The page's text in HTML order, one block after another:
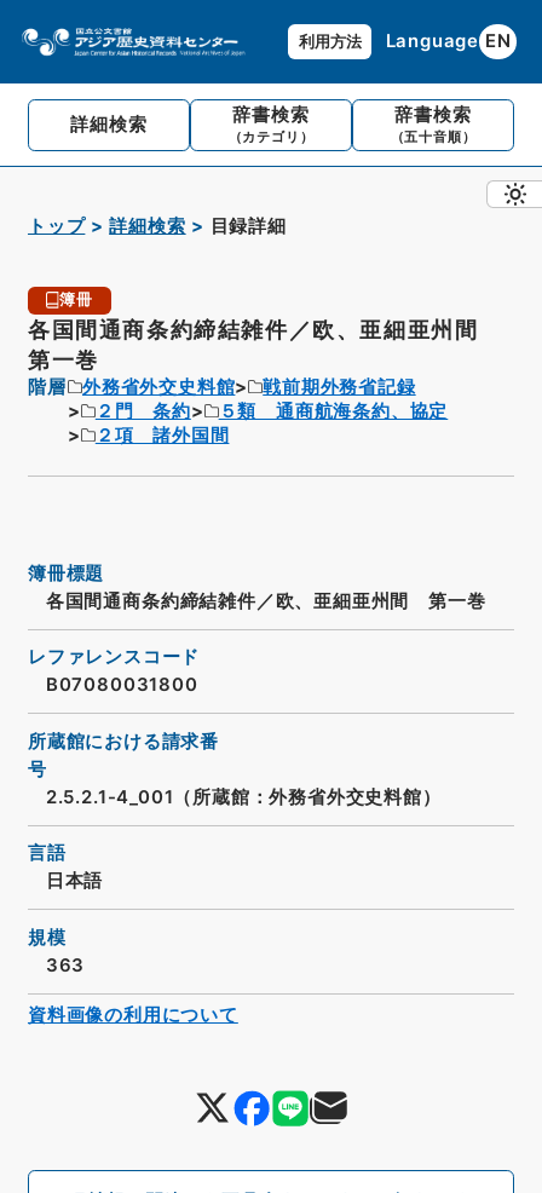
利用方法 Language EN
詳細検索 辞書検索
（カテゴリ）
辞書検索
（五十音順）
トップ 詳細検索 目録詳細
簿冊
各国間通商条約締結雑件／欧、亜細亜州間
第一巻
階層 外務省外交史料館
戦前期外務省記録
２門 条約
５類 通商航海条約、協定
２項 諸外国間
簿冊標題
各国間通商条約締結雑件／欧、亜細亜州間 第一巻
レファレンスコード
B07080031800
所蔵館における請求番
号
2.5.2.1-4_001（所蔵館：外務省外交史料館）
言語
日本語
規模
363
資料画像の利用について